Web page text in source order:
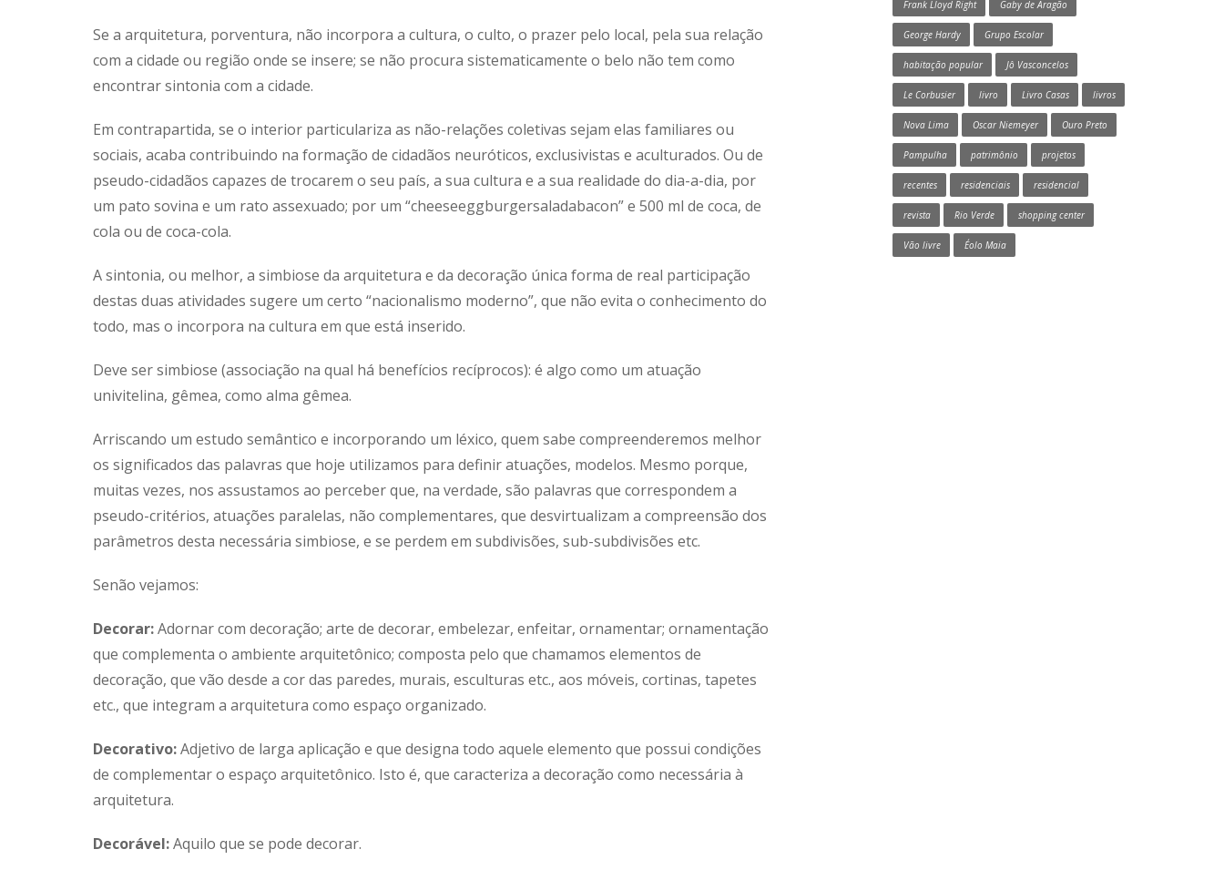
Se a arquitetura, porventura, não incorpora a cultura, o culto, o prazer pelo local, pela sua relação
com a cidade ou região onde se insere; se não procura sistematicamente o belo não tem como
encontrar sintonia com a cidade.
Em contrapartida, se o interior particulariza as não-relações coletivas sejam elas familiares ou
sociais, acaba contribuindo na formação de cidadãos neuróticos, exclusivistas e aculturados. Ou de
pseudo-cidadãos capazes de trocarem o seu país, a sua cultura e a sua realidade do dia-a-dia, por
um pato sovina e um rato assexuado; por um “cheeseeggburgersaladabacon” e 500 ml de coca, de
cola ou de coca-cola.
A sintonia, ou melhor, a simbiose da arquitetura e da decoração única forma de real participação
destas duas atividades sugere um certo “nacionalismo moderno”, que não evita o conhecimento do
todo, mas o incorpora na cultura em que está inserido.
Deve ser simbiose (associação na qual há benefícios recíprocos): é algo como um atuação
univitelina, gêmea, como alma gêmea.
Arriscando um estudo semântico e incorporando um léxico, quem sabe compreenderemos melhor
os significados das palavras que hoje utilizamos para definir atuações, modelos. Mesmo porque,
muitas vezes, nos assustamos ao perceber que, na verdade, são palavras que correspondem a
pseudo-critérios, atuações paralelas, não complementares, que desvirtualizam a compreensão dos
parâmetros desta necessária simbiose, e se perdem em subdivisões, sub-subdivisões etc.
Senão vejamos:
Decorar:Adornar com decoração; arte de decorar, embelezar, enfeitar, ornamentar; ornamentação
que complementa o ambiente arquitetônico; composta pelo que chamamos elementos de
decoração, que vão desde a cor das paredes, murais, esculturas etc., aos móveis, cortinas, tapetes
etc., que integram a arquitetura como espaço organizado.
Decorativo:Adjetivo de larga aplicação e que designa todo aquele elemento que possui condições
de complementar o espaço arquitetônico. Isto é, que caracteriza a decoração como necessária à
arquitetura.
Decorável:Aquilo que se pode decorar.
Frank Lloyd Right Gaby de Aragão
George Hardy Grupo Escolar
habitação popular Jô Vasconcelos
Le Corbusier livro Livro Casas livros
Nova Lima Oscar Niemeyer Ouro Preto
Pampulha patrimônio projetos
recentes residenciais residencial
revista Rio Verde shopping center
Vão livre Éolo Maia